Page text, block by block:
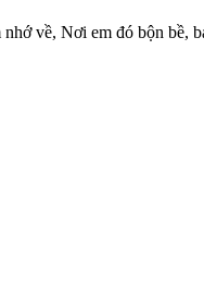
về, Nơi em đó bộn bề,